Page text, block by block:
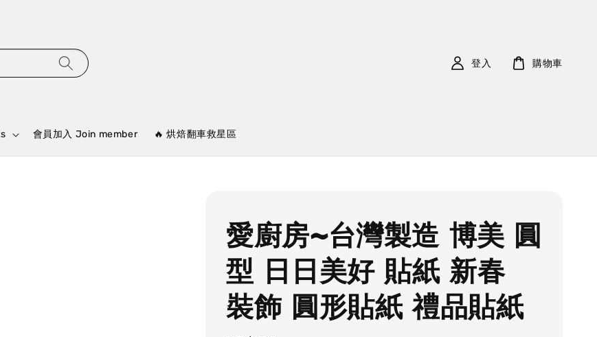
會員加入 Join member 🔥 烘焙翻車救星區
登入 購物車
愛廚房~台灣製造 博美 圓
型 日日美好 貼紙 新春
裝飾 圓形貼紙 禮品貼紙